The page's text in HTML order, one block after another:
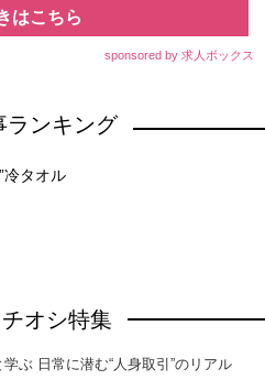
はこちら
sponsored by 求人ボックス
ランキング
冷タオル
オシ特集
ぶ 日常に潜む“人身取引”のリアル